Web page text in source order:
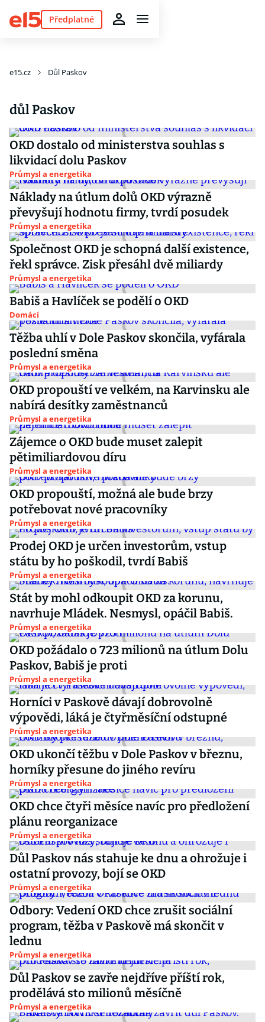
Předplatné
e15.cz Důl Paskov
důl Paskov
OKD dostalo od ministerstva souhlas s
likvidací dolu Paskov
Průmysl a energetika
Náklady na útlum dolů OKD výrazně
převyšují hodnotu firmy, tvrdí posudek
Průmysl a energetika
Společnost OKD je schopná další existence,
řekl správce. Zisk přesáhl dvě miliardy
Průmysl a energetika
Babiš a Havlíček se podělí o OKD
Domácí
Těžba uhlí v Dole Paskov skončila, vyfárala
poslední směna
Průmysl a energetika
OKD propouští ve velkém, na Karvinsku ale
nabírá desítky zaměstnanců
Průmysl a energetika
Zájemce o OKD bude muset zalepit
pětimiliardovou díru
Průmysl a energetika
OKD propouští, možná ale bude brzy
potřebovat nové pracovníky
Průmysl a energetika
Prodej OKD je určen investorům, vstup
státu by ho poškodil, tvrdí Babiš
Průmysl a energetika
Stát by mohl odkoupit OKD za korunu,
navrhuje Mládek. Nesmysl, opáčil Babiš.
Průmysl a energetika
OKD požádalo o 723 milionů na útlum Dolu
Paskov, Babiš je proti
Průmysl a energetika
Horníci v Paskově dávají dobrovolně
výpovědi, láká je čtyřměsíční odstupné
Průmysl a energetika
OKD ukončí těžbu v Dole Paskov v březnu,
horníky přesune do jiného revíru
Průmysl a energetika
OKD chce čtyři měsíce navíc pro předložení
plánu reorganizace
Průmysl a energetika
Důl Paskov nás stahuje ke dnu a ohrožuje i
ostatní provozy, bojí se OKD
Průmysl a energetika
Odbory: Vedení OKD chce zrušit sociální
program, těžba v Paskově má skončit v
lednu
Průmysl a energetika
Důl Paskov se zavře nejdříve příští rok,
prodělává sto milionů měsíčně
Průmysl a energetika